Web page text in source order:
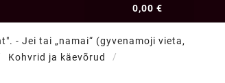
0,00 €
- Jei tai „namai“ (gyvenamoji vieta,
Kohvrid ja käevõrud